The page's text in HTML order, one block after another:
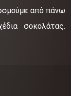
από πάνω
σοκολάτας.